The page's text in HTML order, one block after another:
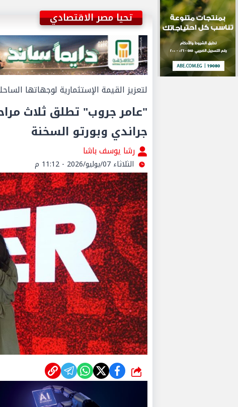
تحيا مصر الاقتصادي
لتعزيز القيمة الإستثمارية لوجهاتها
"عامر جروب" تطلق ثلاث
جراندي وبورتو السخنة
رشا يوسف باشا
الثلاثاء 07/يوليو/2026 - 11:12 م
شارك